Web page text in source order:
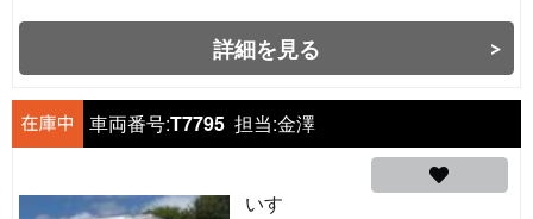
詳細を見る
車両番号:T7795 担当:金澤
いすゞ